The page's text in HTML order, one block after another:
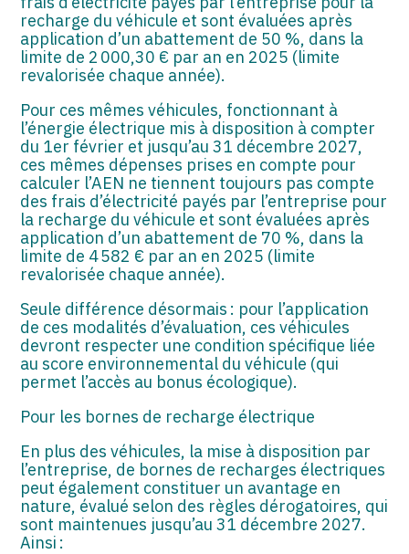
recharge du véhicule et sont évaluées après
application d’un abattement de 50 %, dans la
limite de 2 000,30 € par an en 2025 (limite
revalorisée chaque année).
Pour ces mêmes véhicules, fonctionnant à
l’énergie électrique mis à disposition à compter
du 1er février et jusqu’au 31 décembre 2027,
ces mêmes dépenses prises en compte pour
calculer l’AEN ne tiennent toujours pas compte
des frais d’électricité payés par l’entreprise pour
la recharge du véhicule et sont évaluées après
application d’un abattement de 70 %, dans la
limite de 4 582 € par an en 2025 (limite
revalorisée chaque année).
Seule différence désormais : pour l’application
de ces modalités d’évaluation, ces véhicules
devront respecter une condition spécifique liée
au score environnemental du véhicule (qui
permet l’accès au bonus écologique).
Pour les bornes de recharge électrique
En plus des véhicules, la mise à disposition par
l’entreprise, de bornes de recharges électriques
peut également constituer un avantage en
nature, évalué selon des règles dérogatoires, qui
sont maintenues jusqu’au 31 décembre 2027.
Ainsi :